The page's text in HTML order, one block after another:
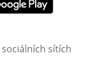
novém okně
sítích